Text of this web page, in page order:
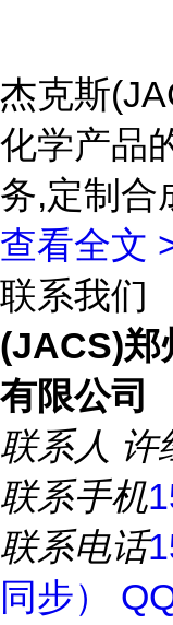
杰克斯
化学产品
务,定制合
查看全文
联系我们
(JACS)郑
有限公司
联系人 许
联系手机
联系电话
同步）